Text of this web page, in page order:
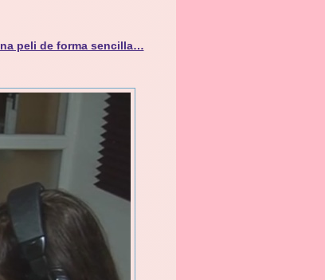
peli de forma sencilla…